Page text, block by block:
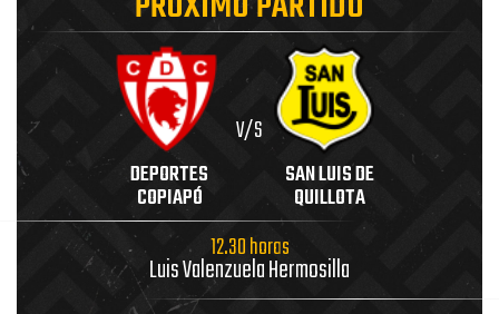
DEPORTES
COPIAPÓ
V/S
SAN LUIS DE
QUILLOTA
12.30 horas
Luis Valenzuela Hermosilla